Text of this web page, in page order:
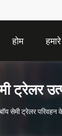
होम
ट्रेलर
सेमी ट्रेलर